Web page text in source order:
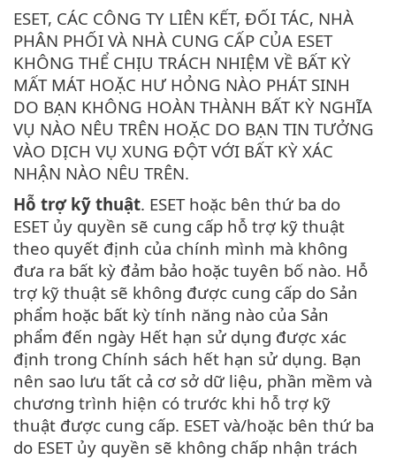
ESET, CÁC CÔNG TY LIÊN KẾT, ĐỐI TÁC, NHÀ
PHÂN PHỐI VÀ NHÀ CUNG CẤP CỦA ESET
KHÔNG THỂ CHỊU TRÁCH NHIỆM VỀ BẤT KỲ
MẤT MÁT HOẶC HƯ HỎNG NÀO PHÁT SINH
DO BẠN KHÔNG HOÀN THÀNH BẤT KỲ NGHĨA
VỤ NÀO NÊU TRÊN HOẶC DO BẠN TIN TƯỞNG
VÀO DỊCH VỤ XUNG ĐỘT VỚI BẤT KỲ XÁC
NHẬN NÀO NÊU TRÊN.
Hỗ trợ kỹ thuật. ESET hoặc bên thứ ba do
ESET ủy quyền sẽ cung cấp hỗ trợ kỹ thuật
theo quyết định của chính mình mà không
đưa ra bất kỳ đảm bảo hoặc tuyên bố nào. Hỗ
trợ kỹ thuật sẽ không được cung cấp do Sản
phẩm hoặc bất kỳ tính năng nào của Sản
phẩm đến ngày Hết hạn sử dụng được xác
định trong Chính sách hết hạn sử dụng. Bạn
nên sao lưu tất cả cơ sở dữ liệu, phần mềm và
chương trình hiện có trước khi hỗ trợ kỹ
thuật được cung cấp. ESET và/hoặc bên thứ ba
do ESET ủy quyền sẽ không chấp nhận trách